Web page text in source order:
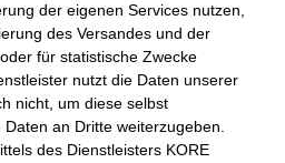
der eigenen Services nutzen,
des Versandes und der
für statistische Zwecke
nutzt die Daten unserer
nicht, um diese selbst
an Dritte weiterzugeben.
des Dienstleisters KORE